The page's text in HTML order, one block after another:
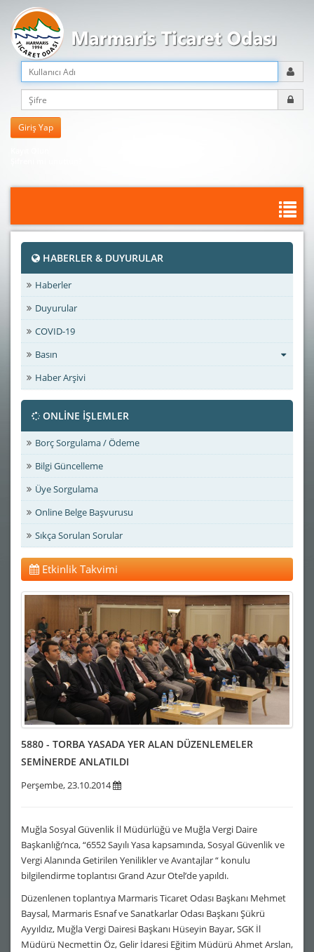
HABERLER & DUYURULAR
Haberler
Duyurular
COVID-19
Basın
Haber Arşivi
ONLİNE İŞLEMLER
Borç Sorgulama / Ödeme
Bilgi Güncelleme
Üye Sorgulama
Online Belge Başvurusu
Sıkça Sorulan Sorular
Etkinlik Takvimi
5880 - TORBA YASADA YER ALAN DÜZENLEMELER
SEMİNERDE ANLATILDI
Perşembe, 23.10.2014
Muğla Sosyal Güvenlik İl Müdürlüğü ve Muğla Vergi Daire
Başkanlığı’nca, “6552 Sayılı Yasa kapsamında, Sosyal Güvenlik ve
Vergi Alanında Getirilen Yenilikler ve Avantajlar “ konulu
bilgilendirme toplantısı Grand Azur Otel’de yapıldı.
Düzenlenen toplantıya Marmaris Ticaret Odası Başkanı Mehmet
Baysal, Marmaris Esnaf ve Sanatkarlar Odası Başkanı Şükrü
Ayyıldız, Muğla Vergi Dairesi Başkanı Hüseyin Bayar, SGK İl
Müdürü Necmettin Öz, Gelir İdaresi Eğitim Müdürü Ahmet Arslan,